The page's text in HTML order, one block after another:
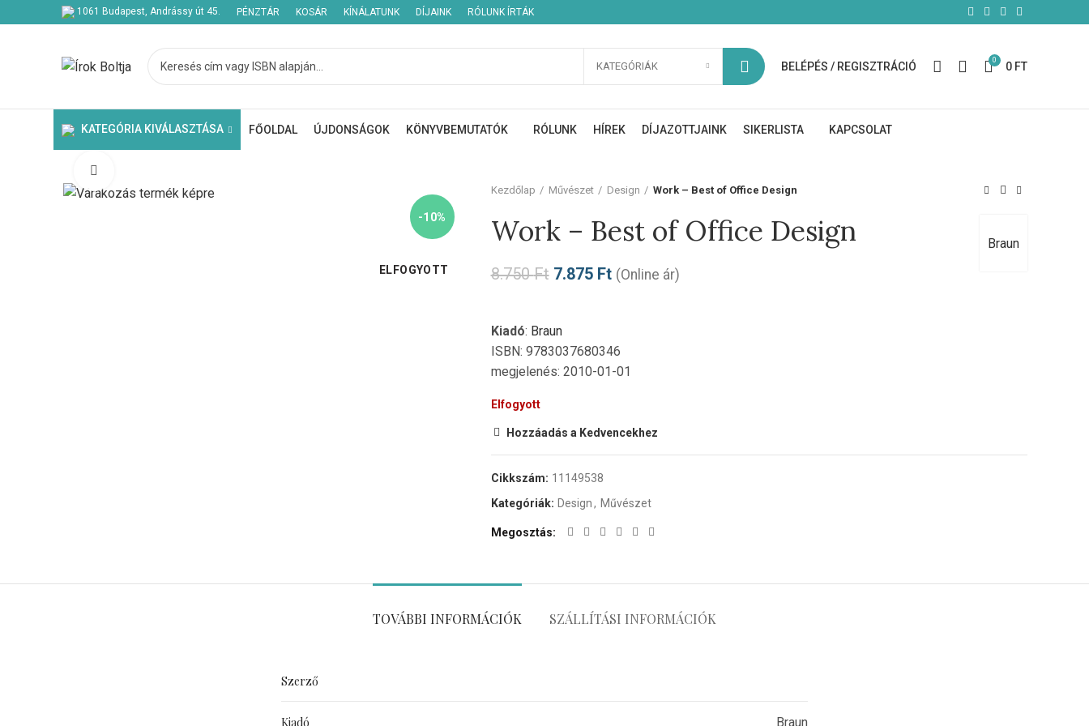
1061 Budapest, Andrássy út 45. PÉNZTÁR KOSÁR KÍNÁLATUNK DÍJAINK RÓLUNK ÍRTÁK
KATEGÓRIÁK BELÉPÉS / REGISZTRÁCIÓ 0 0 FT
KATEGÓRIA KIVÁLASZTÁSA FŐOLDAL ÚJDONSÁGOK KÖNYVBEMUTATÓK RÓLUNK HÍREK DÍJAZOTTJAINK SIKERLISTA KAPCSOLAT
-10%
ELFOGYOTT
Kezdőlap
Művészet Design Work – Best of Office Design
Braun
Work – Best of Office Design
8.750Ft 7.875 Ft (Online ár)
Kiadó: Braun
ISBN: 9783037680346
megjelenés: 2010-01-01
Elfogyott
Hozzáadás a Kedvencekhez
Cikkszám: 11149538
Kategóriák: Design, Művészet
Megosztás
TOVÁBBI INFORMÁCIÓK SZÁLLÍTÁSI INFORMÁCIÓK
Szerző
Kiadó Braun